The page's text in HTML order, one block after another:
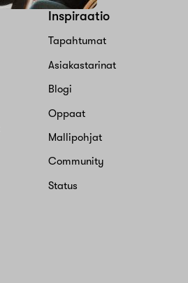
Inspiraatio
Tapahtumat
Asiakastarinat
Blogi
Oppaat
Mallipohjat
Community
Status